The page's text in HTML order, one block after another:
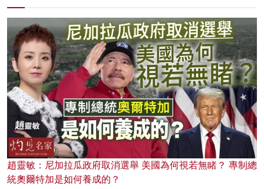
趙靈敏：尼加拉瓜政府取消選舉 美國為何視若無睹？ 專制總
統奧爾特加是如何養成的？